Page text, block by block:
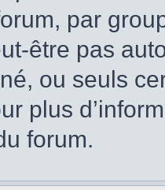
par
être pas
ou seuls
plus
forum.